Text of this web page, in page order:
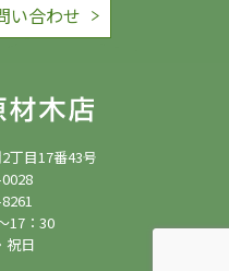
い合わせ
丁目17番43号
17：30
祝日